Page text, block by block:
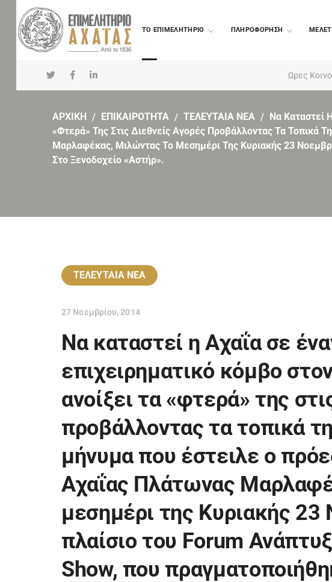
TO ΕΠΙΜΕΛΗΤΗΡΙΟ ΠΛΗΡΟΦΟΡΗΣΗ
Ωρες
ΑΡΧΙΚΗ ΕΠΙΚΑΙΡΟΤΗΤΑ ΤΕΛΕΥΤΑΙΑ ΝΕΑ
Να Καταστεί
«φτερά» Της Στις Διεθνείς Αγορές Προβάλλοντας Τα
Μαρλαφέκας, Μιλώντας Το Μεσημέρι Της Κυριακής 23
Στο Ξενοδοχείο «Αστήρ».
ΤΕΛΕΥΤΑΙΑ ΝΕΑ
27 Νοεμβρίου, 2014
Να καταστεί η Αχαΐα σε
επιχειρηματικό κόμβο
ανοίξει τα «φτερά» της
προβάλλοντας τα τοπικά
μήνυμα που έστειλε ο
Αχαΐας Πλάτωνας
μεσημέρι της Κυριακής
πλαίσιο του Fοrum
Show, που